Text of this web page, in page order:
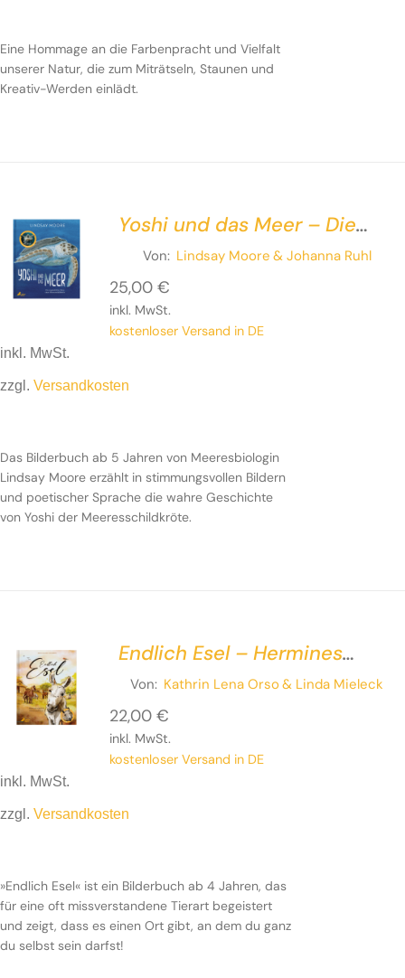
Eine Hommage an die Farbenpracht und Vielfalt
unserer Natur, die zum Miträtseln, Staunen und
Kreativ-Werden einlädt.
Yoshi und das Meer – Die
unglaubliche Reise einer
Meeresschildkröte
Von: Lindsay Moore & Johanna Ruhl
25,00 €
inkl. MwSt.
kostenloser Versand in DE
inkl. MwSt.
zzgl. Versandkosten
Das Bilderbuch ab 5 Jahren von Meeresbiologin
Lindsay Moore erzählt in stimmungsvollen Bildern
und poetischer Sprache die wahre Geschichte
von Yoshi der Meeresschildkröte.
Endlich Esel – Hermines
ziemlich wahre Geschichte
Von: Kathrin Lena Orso& Linda Mieleck
22,00 €
inkl. MwSt.
kostenloser Versand in DE
inkl. MwSt.
zzgl. Versandkosten
»Endlich Esel« ist ein Bilderbuch ab 4 Jahren, das
für eine oft missverstandene Tierart begeistert
und zeigt, dass es einen Ort gibt, an dem du ganz
du selbst sein darfst!